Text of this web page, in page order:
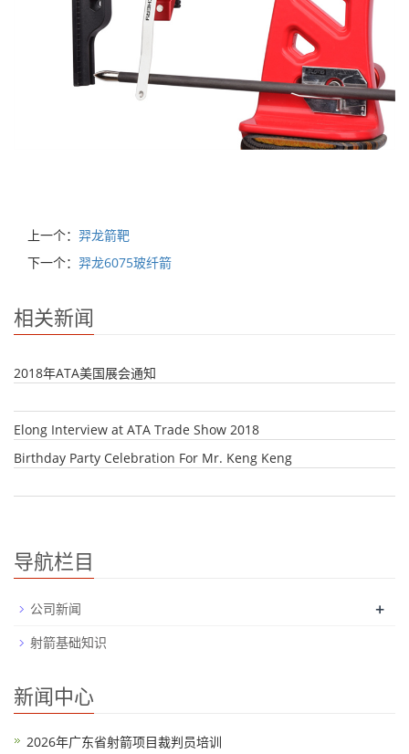
上一个： 羿龙箭靶
下一个： 羿龙6075玻纤箭
相关新闻
2018年ATA美国展会通知
Elong Interview at ATA Trade Show 2018
Birthday Party Celebration For Mr. Keng Keng
导航栏目
公司新闻 +
射箭基础知识
新闻中心
2026年广东省射箭项目裁判员培训